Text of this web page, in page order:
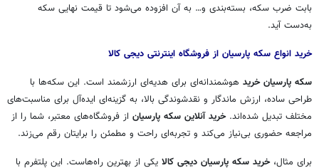
بابت ضرب سکه، بسته‌بندی و… به آن افزوده می‌شود تا قیمت نهایی سکه
به‌دست آید.
خرید انواع سکه پارسیان از فروشگاه اینترنتی دیجی کالا
سکه پارسیان خرید هوشمندانه‌ای برای هدیه‌ای ارزشمند است. این سکه‌ها با
طراحی ساده، ارزش ماندگار و نقدشوندگی بالا، به گزینه‌ای ایده‌آل برای مناسبت‌های
مختلف تبدیل شده‌اند. خرید آنلاین سکه پارسیان از فروشگاه‌های معتبر، شما را از
مراجعه حضوری بی‌نیاز می‌کند و تجربه‌ای راحت و مطمئن را برایتان رقم می‌زند.
برای مثال، خرید سکه پارسیان دیجی کالا یکی از بهترین راه‌هاست. این پلتفرم با